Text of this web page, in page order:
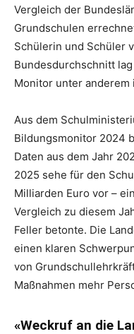
Vergleich der
Grundschulen
Schülerin und Schüler
Bundesdurchschnitt
Monitor unter
Aus dem
Bildungsmonitor 2024
Daten aus dem Jahr
2025 sehe für den
Milliarden Euro vor –
Vergleich zu diesem
Feller betonte. Die
einen klaren
von
Maßnahmen mehr
«Weckruf an die